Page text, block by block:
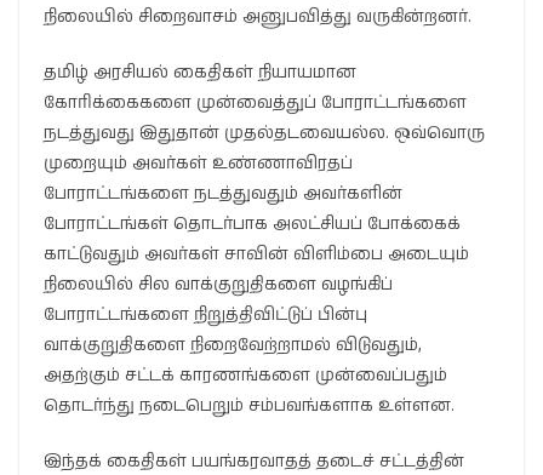
நிலையில் சிறைவாசம் அனுபவித்து வருகின்றனர்.
தமிழ் அரசியல் கைதிகள் நியாயமான
கோரிக்கைகளை முன்வைத்துப் போராட்டங்களை
நடத்துவது இதுதான் முதல்தடவையல்ல. ஒவ்வொரு
முறையும் அவர்கள் உண்ணாவிரதப்
போராட்டங்களை நடத்துவதும் அவர்களின்
போராட்டங்கள் தொடர்பாக அலட்சியப் போக்கைக்
காட்டுவதும் அவர்கள் சாவின் விளிம்பை அடையும்
நிலையில் சில வாக்குறுதிகளை வழங்கிப்
போராட்டங்களை நிறுத்திவிட்டுப் பின்பு
வாக்குறுதிகளை நிறைவேற்றாமல் விடுவதும்,
அதற்கும் சட்டக் காரணங்களை முன்வைப்பதும்
தொடர்ந்து நடைபெறும் சம்பவங்களாக உள்ளன.
இந்தக் கைதிகள் பயங்கரவாதத் தடைச் சட்டத்தின்